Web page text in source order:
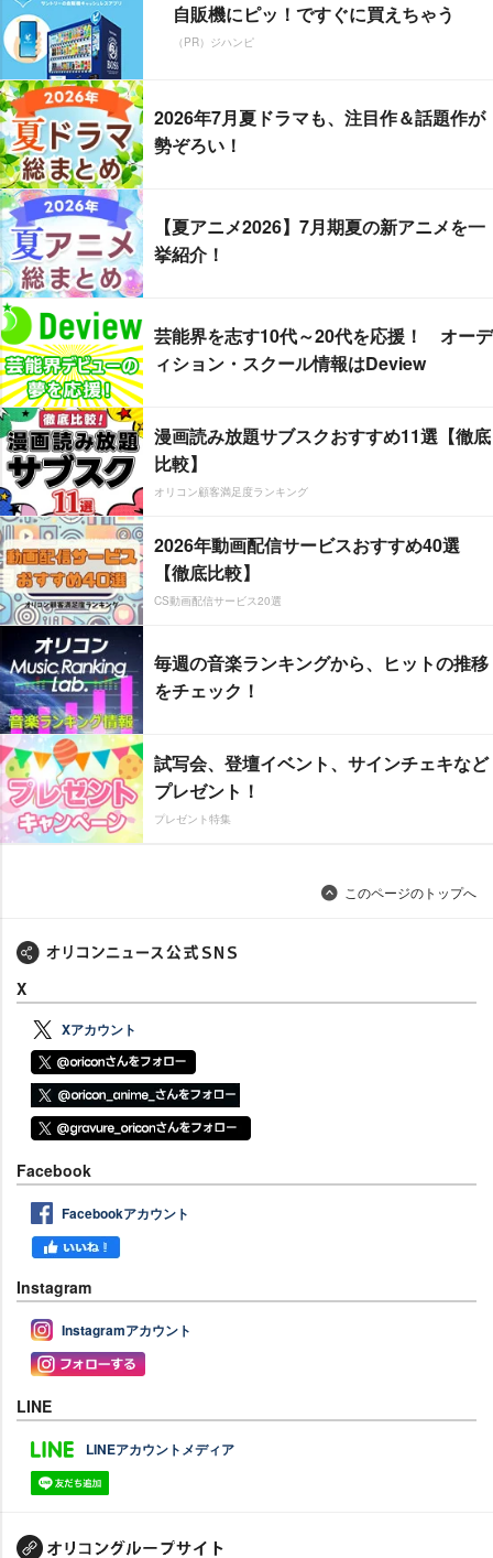
自販機にピッ！ですぐに買えちゃう
（PR）ジハンピ
2026年7月夏ドラマも、注目作＆話題作が
勢ぞろい！
【夏アニメ2026】7月期夏の新アニメを一
挙紹介！
芸能界を志す10代～20代を応援！ オーデ
ィション・スクール情報はDeview
漫画読み放題サブスクおすすめ11選【徹底
比較】
オリコン顧客満足度ランキング
2026年動画配信サービスおすすめ40選
【徹底比較】
CS動画配信サービス20選
毎週の音楽ランキングから、ヒットの推移
をチェック！
試写会、登壇イベント、サインチェキなど
プレゼント！
プレゼント特集
このページのトップへ
X
Xアカウント
Facebook
Facebookアカウント
Instagram
Instagramアカウント
LINE
LINEアカウントメディア